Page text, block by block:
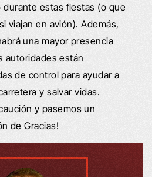
estas fiestas (o que
viajan en avión). Además,
una mayor presencia
autoridades están
de control para ayudar a
y salvar vidas.
y pasemos un
de Gracias!